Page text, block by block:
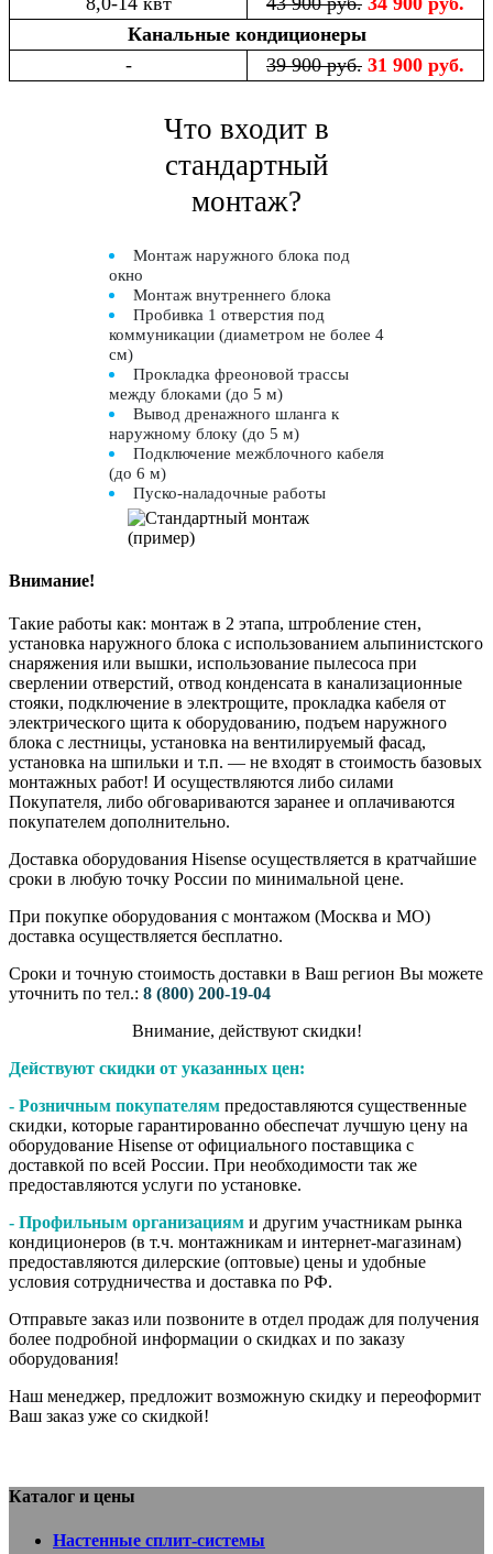
Канальные кондиционеры
-
39 900 руб. 31 900 руб.
Что входит в
стандартный
монтаж?
Монтаж наружного блока под
окно
Монтаж внутреннего блока
Пробивка 1 отверстия под
коммуникации (диаметром не более 4
см)
Прокладка фреоновой трассы
между блоками (до 5 м)
Вывод дренажного шланга к
наружному блоку (до 5 м)
Подключение межблочного кабеля
(до 6 м)
Пуско-наладочные работы
Внимание!
Такие работы как: монтаж в 2 этапа, штробление стен,
установка наружного блока с использованием альпинистского
снаряжения или вышки, использование пылесоса при
сверлении отверстий, отвод конденсата в канализационные
стояки, подключение в электрощите, прокладка кабеля от
электрического щита к оборудованию, подъем наружного
блока с лестницы, установка на вентилируемый фасад,
установка на шпильки и т.п. — не входят в стоимость базовых
монтажных работ! И осуществляются либо силами
Покупателя, либо обговариваются заранее и оплачиваются
покупателем дополнительно.
Доставка оборудования Hisense осуществляется в кратчайшие
сроки в любую точку России по минимальной цене.
При покупке оборудования с монтажом (Москва и МО)
доставка осуществляется бесплатно.
Сроки и точную стоимость доставки в Ваш регион Вы можете
уточнить по тел.: 8 (800) 200-19-04
Внимание,​ действуют​ скидки!
Действуют скидки от указанных цен:
- Розничным покупателям предоставляются существенные
скидки, которые гарантированно обеспечат лучшую цену на
оборудование Hisense от официального поставщика с
доставкой по всей России. При необходимости так же
предоставляются услуги по установке.
- Профильным организациям и другим участникам рынка
кондиционеров (в т.ч. монтажникам и интернет-магазинам)
предоставляются дилерские (оптовые) цены и удобные
условия сотрудничества и доставка по РФ.
Отправьте заказ или позвоните в отдел продаж для получения
более подробной информации о скидках и по заказу
оборудования!
Наш менеджер, предложит возможную скидку и переоформит
Ваш заказ уже со скидкой!
Каталог и цены
Настенные сплит-системы